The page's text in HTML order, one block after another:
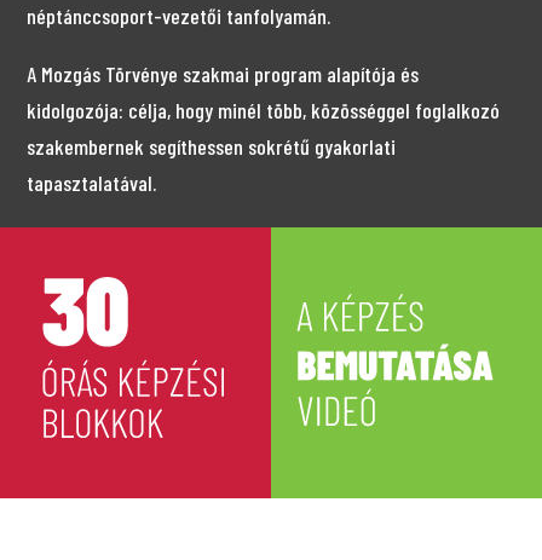
néptánccsoport-vezetői tanfolyamán.
A Mozgás Törvénye szakmai program alapítója és
kidolgozója: célja, hogy minél több, közösséggel foglalkozó
szakembernek segíthessen sokrétű gyakorlati
tapasztalatával.